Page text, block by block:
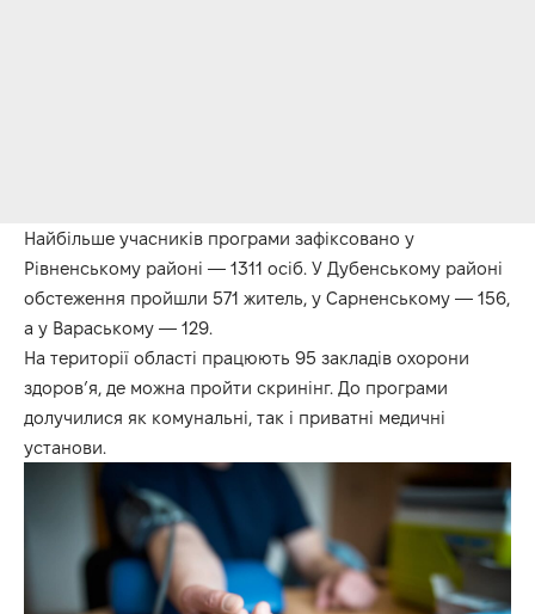
Найбільше учасників програми зафіксовано у
Рівненському районі — 1311 осіб. У Дубенському районі
обстеження пройшли 571 житель, у Сарненському — 156,
а у Вараському — 129.
На території області працюють 95 закладів охорони
здоров’я, де можна пройти скринінг. До програми
долучилися як комунальні, так і приватні медичні
установи.